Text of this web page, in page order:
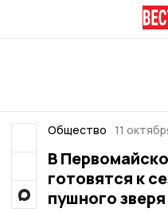
Общество 11
В
готовятся к
пушного зверя